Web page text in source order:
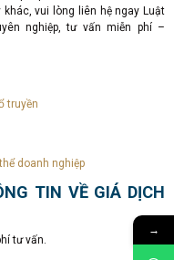
vui lòng liên hệ ngay Luật
nghiệp, tư vấn miễn phí –
truyền
doanh nghiệp
TIN VỀ GIÁ DỊCH
tư vấn.
→